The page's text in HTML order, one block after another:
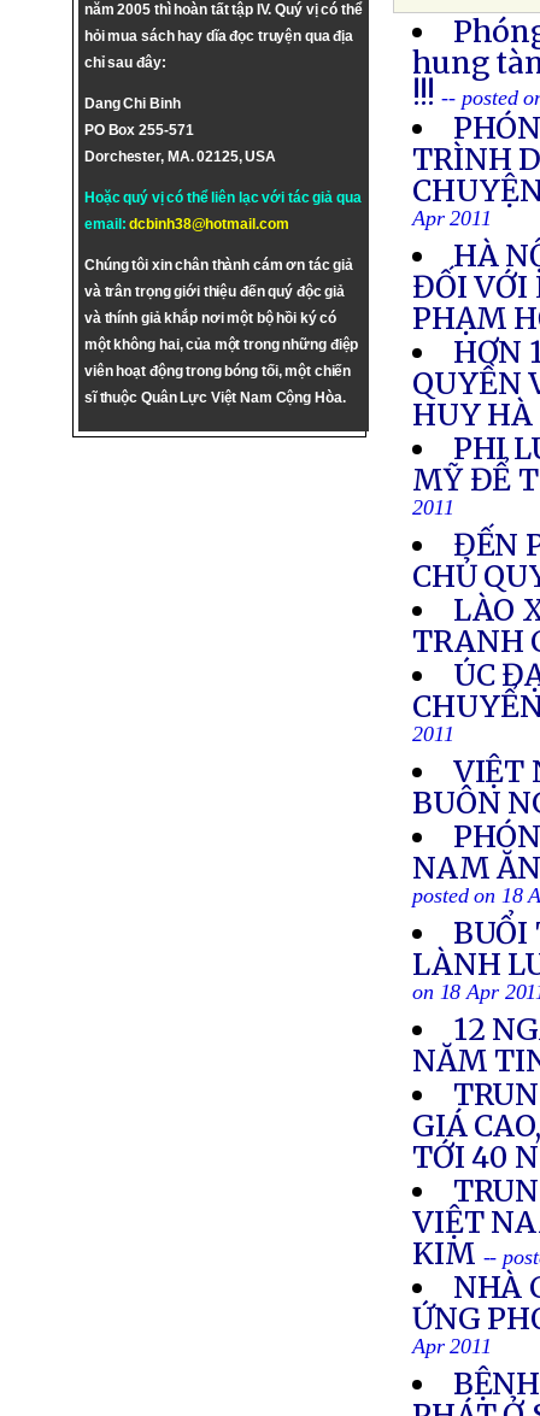
năm 2005 thì hoàn tất tập IV. Quý vị có thể
hỏi mua sách hay dĩa đọc truyện qua địa
chỉ sau đây:
Dang Chi Binh
PO Box 255-571
Dorchester, MA. 02125, USA
Hoặc quý vị có thể liên lạc với tác giả qua
email:dcbinh38@hotmail.com
Chúng tôi xin chân thành cám ơn tác giả
và trân trọng giới thiệu đến quý độc giả
và thính giả khắp nơi một bộ hồi ký có
một không hai, của một trong những điệp
viên hoạt động trong bóng tối, một chiến
sĩ thuộc Quân Lực Việt Nam Cộng Hòa.
hung
!!!-- posted
TRÌNH
Apr 2011
HÀ
ĐỐI VỚI
PHẠM
HƠN
QUYỀN
HUY HÀ
PHI
MỸ ĐỂ
2011
ĐẾN
CHỦ
LÀO
TRANH
ÚC
2011
VIỆT
BUÔN
NAM
posted on 18
BUỔI
LÀNH
on 18 Apr
12
NĂM
GIÁ
TỚI 40
VIỆT
KIM --
NHÀ
ỨNG
Apr 2011